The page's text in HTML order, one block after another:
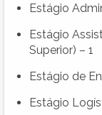
Estágio
Estágio
Superior) – 1
Estágio de
Estágio